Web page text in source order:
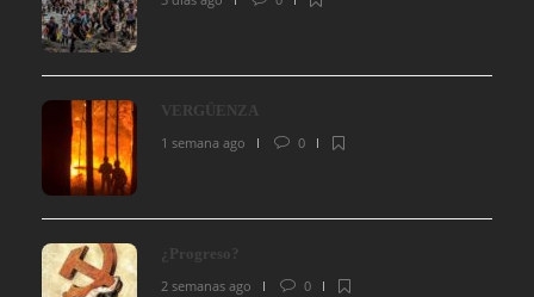
VERGÜENZA
1 semana ago
0
¿Progreso?
2 semanas ago
0